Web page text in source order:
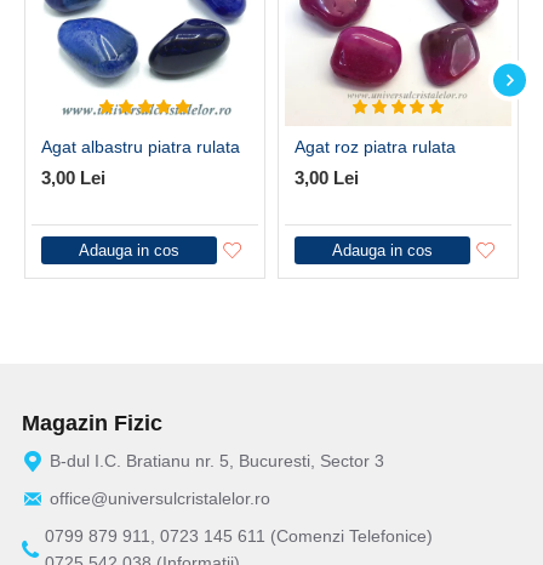
Agat albastru piatra rulata
3,00 Lei
Adauga in cos
Agat roz piatra rulata
3,00 Lei
Adauga in cos
Magazin Fizic
B-dul I.C. Bratianu nr. 5, Bucuresti, Sector 3
office@universulcristalelor.ro
0799 879 911, 0723 145 611 (Comenzi Telefonice)